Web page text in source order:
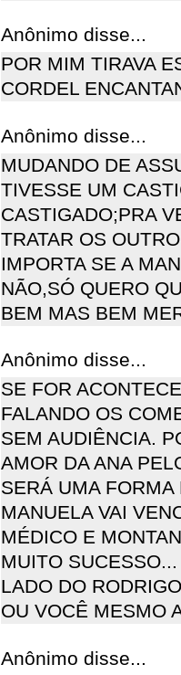
Anônimo disse...
POR MIM TIRAVA
CORDEL
Anônimo disse...
MUDANDO DE
TIVESSE UM
CASTIGADO;PRA
TRATAR OS
IMPORTA SE A
NÃO,SÓ QUERO
BEM MAS BEM
Anônimo disse...
SE FOR
FALANDO OS
SEM AUDIÊNCIA.
AMOR DA ANA
SERÁ UMA
MANUELA VAI
MÉDICO E
MUITO
LADO DO
OU VOCÊ MESMO
Anônimo disse...